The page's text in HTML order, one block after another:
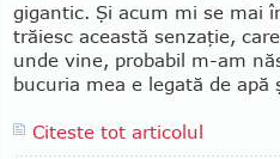
gigantic. Şi acum mi se mai
trăiesc această senzaţie,
unde vine, probabil m-am
bucuria mea e legată de apă
Citeste tot articolul